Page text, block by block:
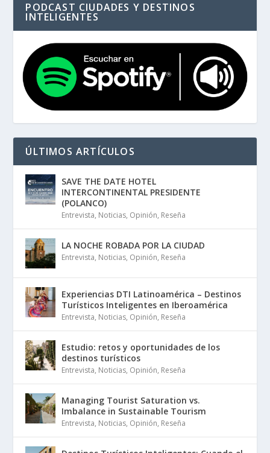
PODCAST CIUDADES Y DESTINOS
INTELIGENTES
ÚLTIMOS ARTÍCULOS
SAVE THE DATE HOTEL
INTERCONTINENTAL PRESIDENTE
(POLANCO)
Entrevista, Noticias, Opinión, Reseña
LA NOCHE ROBADA POR LA CIUDAD
Entrevista, Noticias, Opinión, Reseña
Experiencias DTI Latinoamérica – Destinos
Turísticos Inteligentes en Iberoamérica
Entrevista, Noticias, Opinión, Reseña
Estudio: retos y oportunidades de los
destinos turísticos
Entrevista, Noticias, Opinión, Reseña
Managing Tourist Saturation vs.
Imbalance in Sustainable Tourism
Entrevista, Noticias, Opinión, Reseña